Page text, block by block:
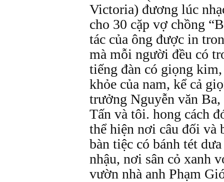
Victoria) đương lúc
cho 30 cặp vợ chồng
tác của ông được in
mà mỗi người đều có
tiếng đàn có giọng
khỏe của nam, kể cả
trưởng Nguyễn văn
Tấn và tôi. hong cách
thể hiện nơi câu đối và
bàn tiệc có bánh tét
nhậu, nơi sân cỏ xanh
vườn nhà anh Phạm